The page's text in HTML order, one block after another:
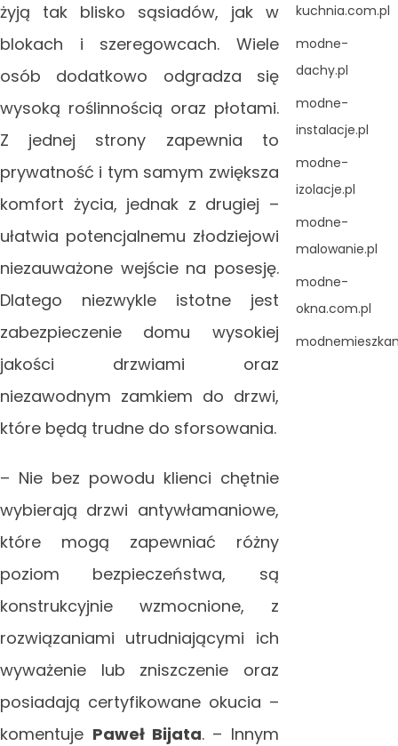
żyją tak blisko sąsiadów, jak w
blokach i szeregowcach. Wiele
osób dodatkowo odgradza się
wysoką roślinnością oraz płotami.
Z jednej strony zapewnia to
prywatność i tym samym zwiększa
komfort życia, jednak z drugiej –
ułatwia potencjalnemu złodziejowi
niezauważone wejście na posesję.
Dlatego niezwykle istotne jest
zabezpieczenie domu wysokiej
jakości drzwiami oraz
niezawodnym zamkiem do drzwi,
które będą trudne do sforsowania.
– Nie bez powodu klienci chętnie
wybierają drzwi antywłamaniowe,
które mogą zapewniać różny
poziom bezpieczeństwa, są
konstrukcyjnie wzmocnione, z
rozwiązaniami utrudniającymi ich
wyważenie lub zniszczenie oraz
posiadają certyfikowane okucia –
komentuje Paweł Bijata. – Innym
kuchnia.com.pl
modne-
dachy.pl
modne-
instalacje.pl
modne-
izolacje.pl
modne-
malowanie.pl
modne-
okna.com.pl